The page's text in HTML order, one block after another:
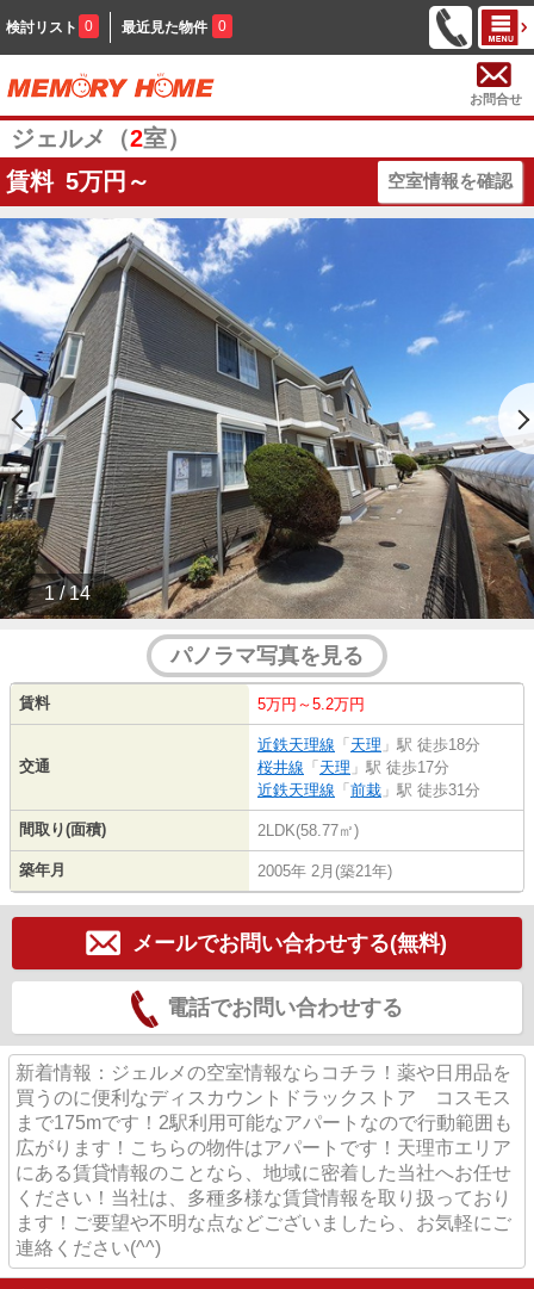
検討リスト 0 最近見た物件 0
お問合せ
ジェルメ（2室）
賃料 5万円～ 空室情報を確認
1 / 14
パノラマ写真を見る
賃料 5万円～5.2万円
交通
近鉄天理線 「 天理 」駅 徒歩18分
桜井線 「 天理 」駅 徒歩17分
近鉄天理線 「 前栽 」駅 徒歩31分
間取り(面積) 2LDK(58.77㎡)
築年月 2005年 2月(築21年)
メールでお問い合わせする(無料)
電話でお問い合わせする
新着情報：ジェルメの空室情報ならコチラ！薬や日用品を
買うのに便利なディスカウントドラックストア コスモス
まで175mです！2駅利用可能なアパートなので行動範囲も
広がります！こちらの物件はアパートです！天理市エリア
にある賃貸情報のことなら、地域に密着した当社へお任せ
ください！当社は、多種多様な賃貸情報を取り扱っており
ます！ご要望や不明な点などございましたら、お気軽にご
連絡ください(^^)